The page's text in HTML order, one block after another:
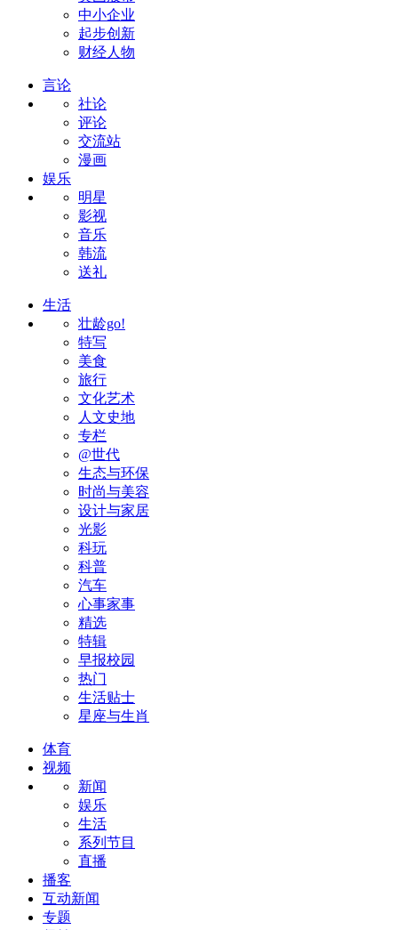
中小企业
起步创新
财经人物
言论
社论
评论
交流站
漫画
娱乐
明星
影视
音乐
韩流
送礼
生活
壮龄go!
特写
美食
旅行
文化艺术
人文史地
专栏
@世代
生态与环保
时尚与美容
设计与家居
光影
科玩
科普
汽车
心事家事
精选
特辑
早报校园
热门
生活贴士
星座与生肖
体育
视频
新闻
娱乐
生活
系列节目
直播
播客
互动新闻
专题